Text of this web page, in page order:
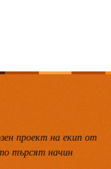
проект на екип от
търсят начин